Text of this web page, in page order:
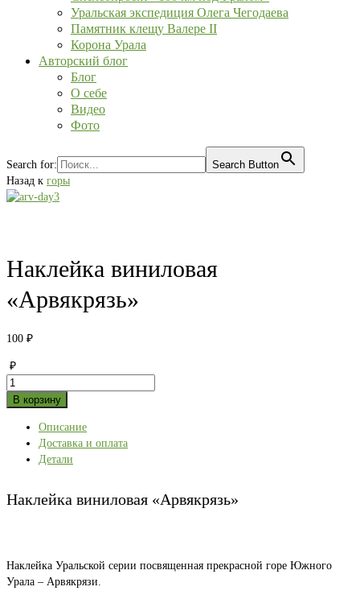
Уральская экспедиция Олега Чегодаева
Памятник клещу Валере II
Корона Урала
Авторский блог
Блог
О себе
Видео
Фото
Search for:
Search Button
Назад к горы
Наклейка виниловая
«Арвякрязь»
100 ₽
₽
Количество
товара
виниловая
«Арвякрязь»
В корзину
Описание
Доставка и оплата
Детали
Наклейка виниловая «Арвякрязь»
Наклейка Уральской серии посвященная прекрасной горе Южного
Урала – Арвякрязи.